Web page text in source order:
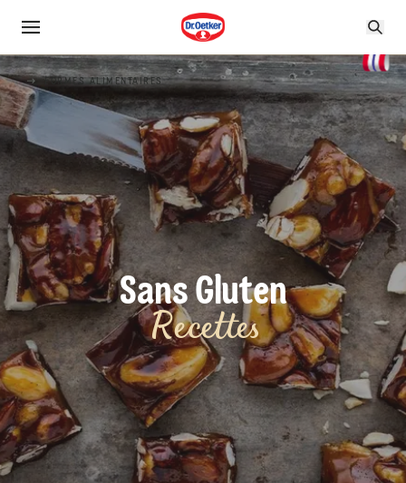
FORMES ALIMENTAIRES
Sans Gluten
Recettes